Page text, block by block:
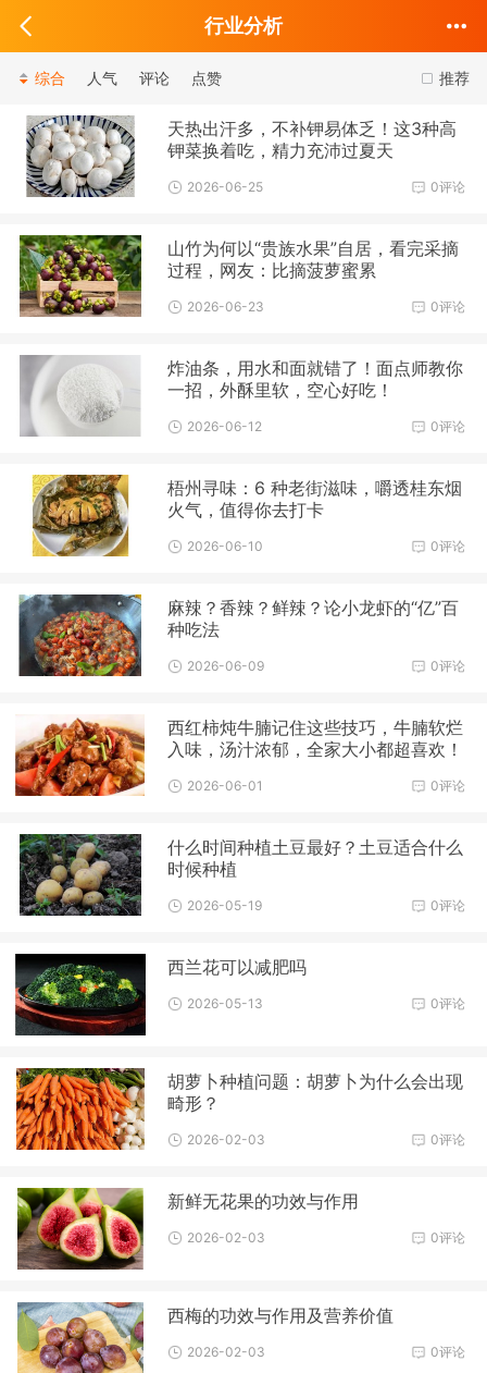
行业分析
推荐
综合 人气 评论 点赞
天热出汗多，不补钾易体乏！这3种高
钾菜换着吃，精力充沛过夏天
0评论
2026-06-25
山竹为何以“贵族水果”自居，看完采摘
过程，网友：比摘菠萝蜜累
0评论
2026-06-23
炸油条，用水和面就错了！面点师教你
一招，外酥里软，空心好吃！
0评论
2026-06-12
梧州寻味：6 种老街滋味，嚼透桂东烟
火气，值得你去打卡
0评论
2026-06-10
麻辣？香辣？鲜辣？论小龙虾的“亿”百
种吃法
0评论
2026-06-09
西红柿炖牛腩记住这些技巧，牛腩软烂
入味，汤汁浓郁，全家大小都超喜欢！
0评论
2026-06-01
什么时间种植土豆最好？土豆适合什么
时候种植
0评论
2026-05-19
西兰花可以减肥吗
0评论
2026-05-13
胡萝卜种植问题：胡萝卜为什么会出现
畸形？
0评论
2026-02-03
新鲜无花果的功效与作用
0评论
2026-02-03
西梅的功效与作用及营养价值
0评论
2026-02-03